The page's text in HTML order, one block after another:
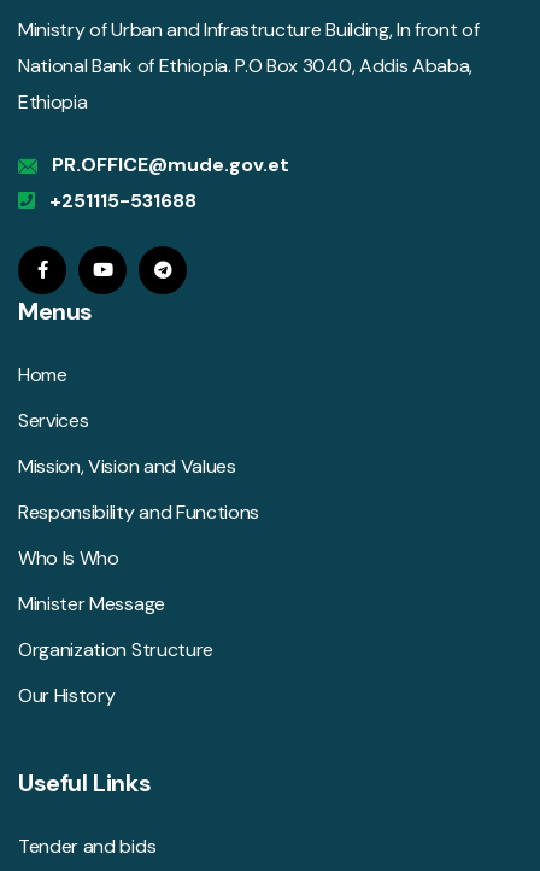
Ministry of Urban and Infrastructure Building, In front of
National Bank of Ethiopia. P.O Box 3040, Addis Ababa,
Ethiopia
PR.OFFICE@mude.gov.et
+251115-531688
Menus
Home
Services
Mission, Vision and Values
Responsibility and Functions
Who Is Who
Minister Message
Organization Structure
Our History
Useful Links
Tender and bids